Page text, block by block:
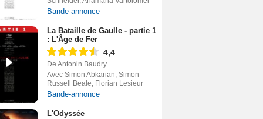
Bande-annonce
La Bataille de Gaulle - partie 1
: L'Âge de Fer
4,4
De Antonin Baudry
Avec Simon Abkarian, Simon
Russell Beale, Florian Lesieur
Bande-annonce
L'Odyssée